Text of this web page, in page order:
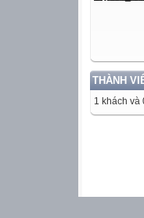
THÀNH
1 khách và